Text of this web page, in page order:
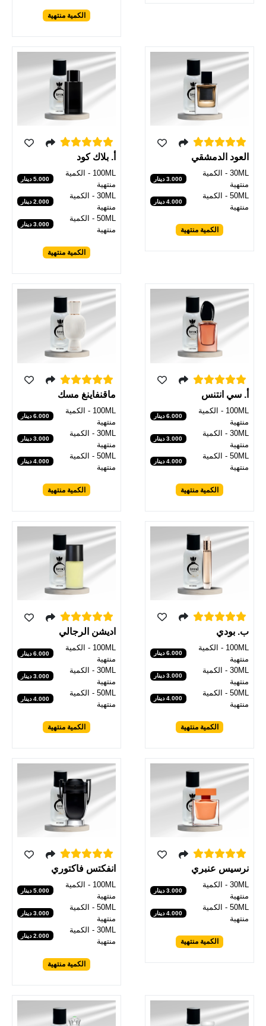
الكمية منتهية
العود الدمشقي
30ML - الكمية
منتهية
3.000 دينار
50ML - الكمية
منتهية
4.000 دينار
الكمية منتهية
أ. بلاك كود
100ML - الكمية
منتهية
5.000 دينار
30ML - الكمية
منتهية
2.000 دينار
50ML - الكمية
منتهية
3.000 دينار
الكمية منتهية
أ. سي انتنس
100ML - الكمية
منتهية
6.000 دينار
30ML - الكمية
منتهية
3.000 دينار
50ML - الكمية
منتهية
4.000 دينار
الكمية منتهية
ماقنفاينغ مسك
100ML - الكمية
منتهية
6.000 دينار
30ML - الكمية
منتهية
3.000 دينار
50ML - الكمية
منتهية
4.000 دينار
الكمية منتهية
ب. بودي
100ML - الكمية
منتهية
6.000 دينار
30ML - الكمية
منتهية
3.000 دينار
50ML - الكمية
منتهية
4.000 دينار
الكمية منتهية
اديشن الرجالي
100ML - الكمية
منتهية
6.000 دينار
30ML - الكمية
منتهية
3.000 دينار
50ML - الكمية
منتهية
4.000 دينار
الكمية منتهية
نرسيس عنبري
30ML - الكمية
منتهية
3.000 دينار
50ML - الكمية
منتهية
4.000 دينار
الكمية منتهية
انفكتس فاكتوري
100ML - الكمية
منتهية
5.000 دينار
50ML - الكمية
منتهية
3.000 دينار
30ML - الكمية
منتهية
2.000 دينار
الكمية منتهية